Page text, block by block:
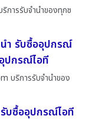
การรับจำนำของทุกช
ำ รับซื้ออุปกรณ์
ปกรณ์ไอที
บริการรับจำนำของ
บซื้ออุปกรณ์ไอที